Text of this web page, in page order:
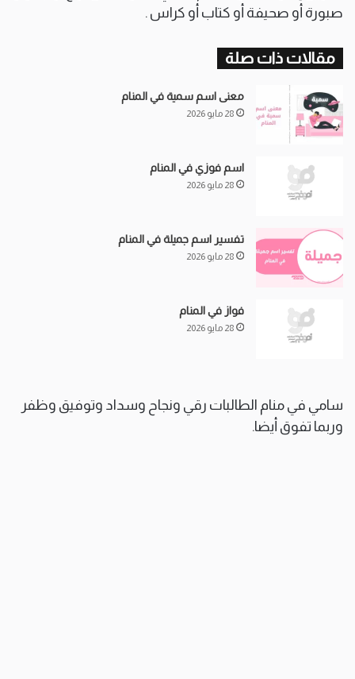
صبورة أو صحيفة أو كتاب أو كراس .
مقالات ذات صلة
معنى اسم سمية في المنام
28 مايو 2026
اسم فوزي في المنام
28 مايو 2026
تفسير اسم جميلة في المنام
28 مايو 2026
فواز في المنام
28 مايو 2026
سامي في منام الطالبات رقي ونجاح وسداد وتوفيق وظفر
وربما تفوق أيضا.